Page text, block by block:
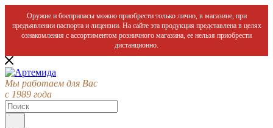
Оружие и боеприпасы можно приобрести только лично, в магазине, при
предъявлении паспорта и лицензии. На сайте эта продукция представлена в целях
ознакомления с ассортиментом розничного магазина, ее нельзя приобрести
дистанционно.
Мы работаем для Вас
с 1989 года